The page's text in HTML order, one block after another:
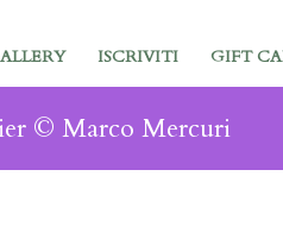
ISCRIVITI GIFT
© Marco Mercuri